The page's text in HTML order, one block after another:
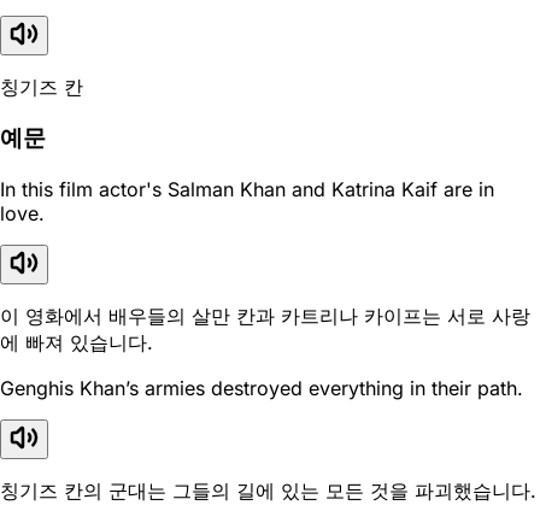
칭기즈 칸
예문
In this film actor's Salman Khan and Katrina Kaif are in
love.
이 영화에서 배우들의 살만 칸과 카트리나 카이프는 서로 사랑
에 빠져 있습니다.
Genghis Khan’s armies destroyed everything in their path.
칭기즈 칸의 군대는 그들의 길에 있는 모든 것을 파괴했습니다.